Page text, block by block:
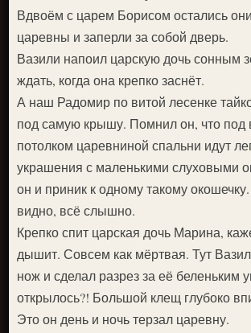
Вдвоём с царем Борисом остались
царевны и заперли за собой дверь.
Вазили напоил царскую дочь сонным
ждать, когда она крепко заснёт.
А наш Радомир по витой лесенке
под самую крышу. Помнил он, что под
потолком царевниной спальни идут
украшения с маленькими слуховыми
он и приник к одному такому
видно, всё слышно.
Крепко спит царская дочь Марина,
дышит. Совсем как мёртвая. Тут
нож и сделал разрез за её беленьким
открылось?! Большой клещ глубоко
Это он день и ночь терзал царевну.